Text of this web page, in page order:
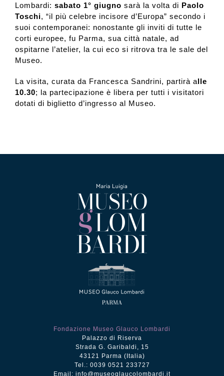
Lombardi: sabato 1° giugno sarà la volta di Paolo
Toschi, “il più celebre incisore d’Europa” secondo i
suoi contemporanei: nonostante gli inviti di tutte le
corti europee, fu Parma, sua città natale, ad
ospitarne l’atelier, la cui eco si ritrova tra le sale del
Museo.
La visita, curata da Francesca Sandrini, partirà alle
10.30; la partecipazione è libera per tutti i visitatori
dotati di biglietto d’ingresso al Museo.
Fondazione Museo Glauco Lombardi
Palazzo di Riserva
Strada G. Garibaldi, 15
43121 Parma (Italia)
Tel.: 0039 0521 233727
Email: info@museoglaucolombardi.it